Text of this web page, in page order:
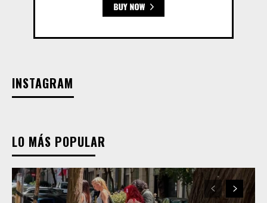
INSTAGRAM
LO MÁS POPULAR